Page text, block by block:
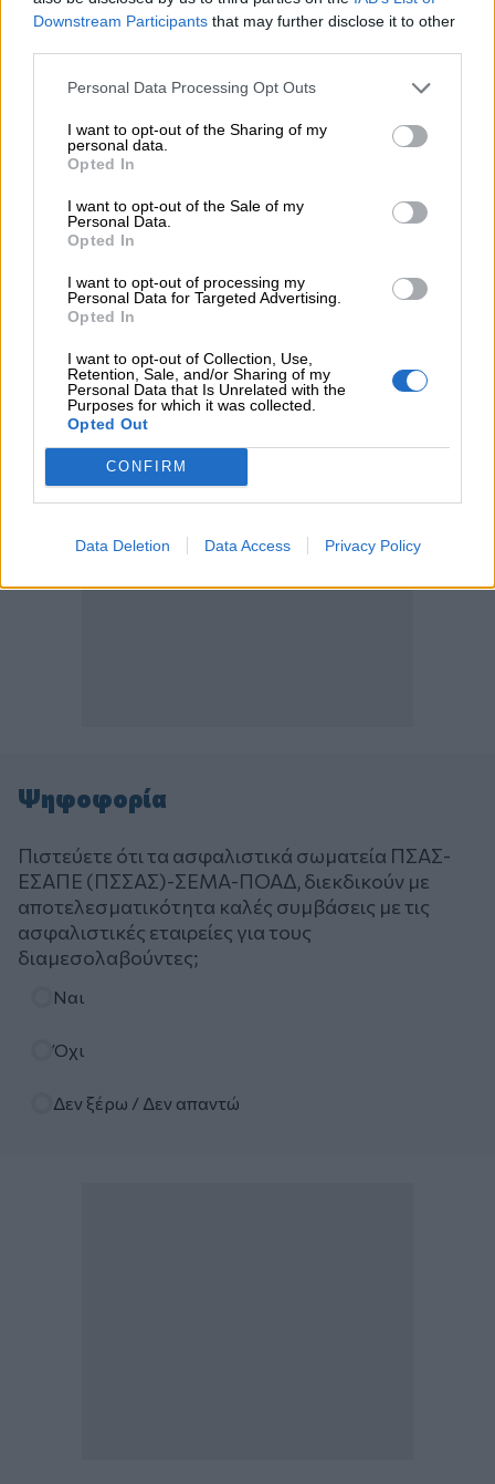
Downstream Participants that may further disclose it to other
Personal Data Processing Opt Outs
I want to opt-out of the Sharing of my
personal data.
Opted In
I want to opt-out of the Sale of my
Personal Data.
Opted In
I want to opt-out of processing my
Personal Data for Targeted Advertising.
Opted In
I want to opt-out of Collection, Use,
Retention, Sale, and/or Sharing of my
Personal Data that Is Unrelated with the
Purposes for which it was collected.
Opted Out
CONFIRM
Data Deletion Data Access Privacy Policy
06.08.2026
Η γαλλική «ψήφος» στο «καλώδιο» και τα συμφέροντα, οι
ελληνικές τράπεζες «πρωταθλήτριες» στα δάνεια, νέο deal
05.08.2026
Randy Schekman, Νομπελίστας Ιατρικής: «Σε πέντε χρόνια
Πάρκινσον»
Ε.Ε και παράνομη μετανάστευση: προτάσεις και δράσεις με
παρονομαστή το κοινό συμφέρον
ΠΕΡΙΣΣΟΤΕΡΑ
Ψηφοφορία
Πιστεύετε ότι τα ασφαλιστικά σωματεία ΠΣΑΣ-
ΕΣΑΠΕ (ΠΣΣΑΣ)-ΣΕΜΑ-ΠΟΑΔ, διεκδικούν με
αποτελεσματικότητα καλές συμβάσεις με τις
ασφαλιστικές εταιρείες για τους
διαμεσολαβούντες;
Ναι
Όχι
Δεν ξέρω / Δεν απαντώ